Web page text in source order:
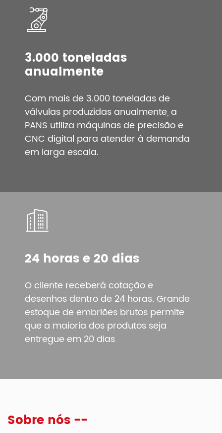
3.000 toneladas
anualmente
Com mais de 3.000 toneladas de
válvulas produzidas anualmente, a
PANS utiliza máquinas de precisão e
CNC digital para atender à demanda
em larga escala.
24 horas e 20 dias
O cliente receberá cotação e
desenhos dentro de 24 horas. Grande
estoque de embriões brutos permite
que a maioria dos produtos seja
entregue em 20 dias
Sobre nós --